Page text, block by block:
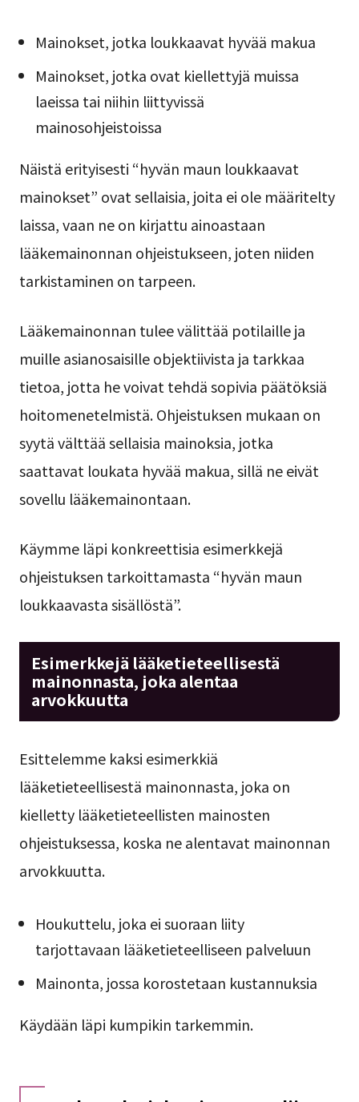
Mainokset, jotka loukkaavat hyvää makua
Mainokset, jotka ovat kiellettyjä muissa
laeissa tai niihin liittyvissä
mainosohjeistoissa
Näistä erityisesti “hyvän maun loukkaavat
mainokset” ovat sellaisia, joita ei ole määritelty
laissa, vaan ne on kirjattu ainoastaan
lääkemainonnan ohjeistukseen, joten niiden
tarkistaminen on tarpeen.
Lääkemainonnan tulee välittää potilaille ja
muille asianosaisille objektiivista ja tarkkaa
tietoa, jotta he voivat tehdä sopivia päätöksiä
hoitomenetelmistä. Ohjeistuksen mukaan on
syytä välttää sellaisia mainoksia, jotka
saattavat loukata hyvää makua, sillä ne eivät
sovellu lääkemainontaan.
Käymme läpi konkreettisia esimerkkejä
ohjeistuksen tarkoittamasta “hyvän maun
loukkaavasta sisällöstä”.
Esimerkkejä lääketieteellisestä
mainonnasta, joka alentaa
arvokkuutta
Esittelemme kaksi esimerkkiä
lääketieteellisestä mainonnasta, joka on
kielletty lääketieteellisten mainosten
ohjeistuksessa, koska ne alentavat mainonnan
arvokkuutta.
Houkuttelu, joka ei suoraan liity
tarjottavaan lääketieteelliseen palveluun
Mainonta, jossa korostetaan kustannuksia
Käydään läpi kumpikin tarkemmin.